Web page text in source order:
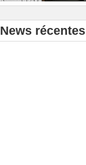
News récentes